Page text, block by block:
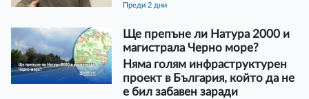
преди 2 дни
Ще препъне ли Натура 2000 и
магистрала Черно море?
Няма голям инфраструктурен
проект в България, който да не
е бил забавен заради